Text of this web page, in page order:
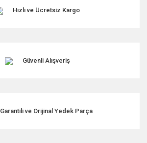
Hızlı ve Ücretsiz Kargo
Güvenli Alışveriş
Garantili ve Orijinal Yedek Parça